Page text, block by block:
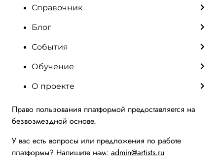
Справочник
Блог
События
Обучение
О проекте
Право пользования платформой предоставляется на
безвозмездной основе.
У вас есть вопросы или предложения по работе
платформы? Напишите нам: admin@artists.ru